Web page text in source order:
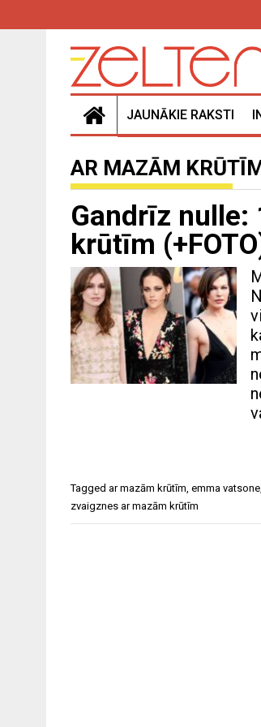
JAUNĀKIE RAKSTI
AR MAZĀM
Gandrīz nulle:
krūtīm
Tagged ar mazām krūtīm, emma vatsone,
zvaigznes ar mazām krūtīm